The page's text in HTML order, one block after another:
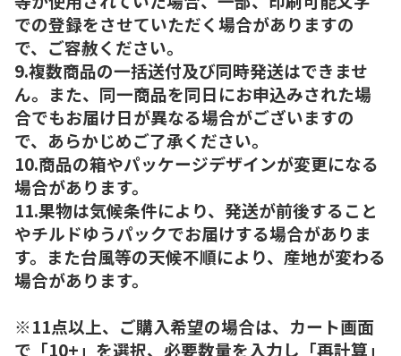
での登録をさせていただく場合がありますの
で、ご容赦ください。
9.複数商品の一括送付及び同時発送はできませ
ん。また、同一商品を同日にお申込みされた場
合でもお届け日が異なる場合がございますの
で、あらかじめご了承ください。
10.商品の箱やパッケージデザインが変更になる
場合があります。
11.果物は気候条件により、発送が前後すること
やチルドゆうパックでお届けする場合がありま
す。また台風等の天候不順により、産地が変わる
場合があります。
※11点以上、ご購入希望の場合は、カート画面
で「10+」を選択、必要数量を入力し「再計算」